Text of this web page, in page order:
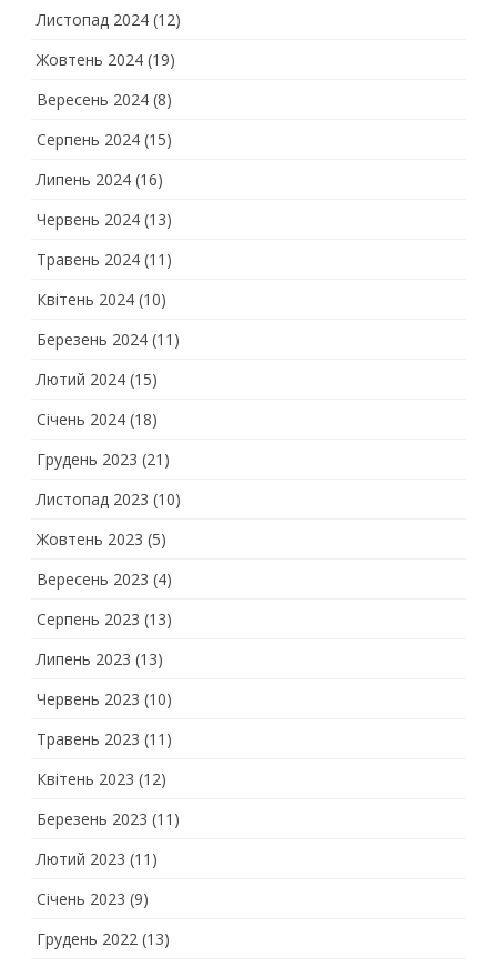
Листопад 2024 (12)
Жовтень 2024 (19)
Вересень 2024 (8)
Серпень 2024 (15)
Липень 2024 (16)
Червень 2024 (13)
Травень 2024 (11)
Квітень 2024 (10)
Березень 2024 (11)
Лютий 2024 (15)
Січень 2024 (18)
Грудень 2023 (21)
Листопад 2023 (10)
Жовтень 2023 (5)
Вересень 2023 (4)
Серпень 2023 (13)
Липень 2023 (13)
Червень 2023 (10)
Травень 2023 (11)
Квітень 2023 (12)
Березень 2023 (11)
Лютий 2023 (11)
Січень 2023 (9)
Грудень 2022 (13)